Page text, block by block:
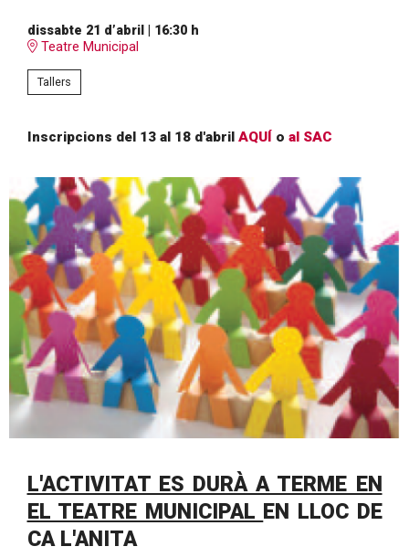
dissabte 21 d’abril
16:30 h
Teatre Municipal
Tallers
Inscripcions del 13 al 18 d'abril AQUÍ o al SAC
L'ACTIVITAT ES DURÀ A TERME EN
EL TEATRE MUNICIPAL EN LLOC DE
CA L'ANITA